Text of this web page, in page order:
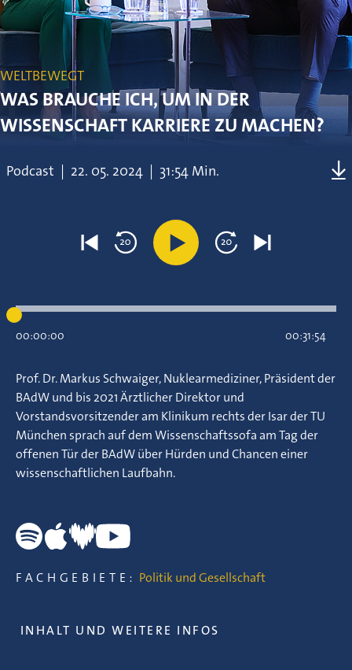
WELTBEWEGT
WAS BRAUCHE ICH, UM IN DER
WISSENSCHAFT KARRIERE ZU MACHEN?
Podcast | 22. 05. 2024 | 31:54 Min.
00:00:00 00:31:54
Prof. Dr. Markus Schwaiger, Nuklearmediziner, Präsident der
BAdW und bis 2021 Ärztlicher Direktor und
Vorstandsvorsitzender am Klinikum rechts der Isar der TU
München sprach auf dem Wissenschaftssofa am Tag der
offenen Tür der BAdW über Hürden und Chancen einer
wissenschaftlichen Laufbahn.
FACHGEBIETE: Politik und Gesellschaft
INHALT UND WEITERE INFOS